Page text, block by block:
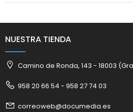
NUESTRA TIENDA
Camino de Ronda, 143 - 18003
958 20 66 54 - 958 27 74 03
correoweb@documedia.es